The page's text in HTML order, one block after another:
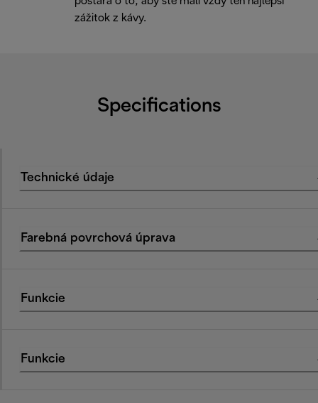
zážitok z kávy.
Specifications
Technické údaje
Farebná povrchová úprava
Funkcie
Funkcie